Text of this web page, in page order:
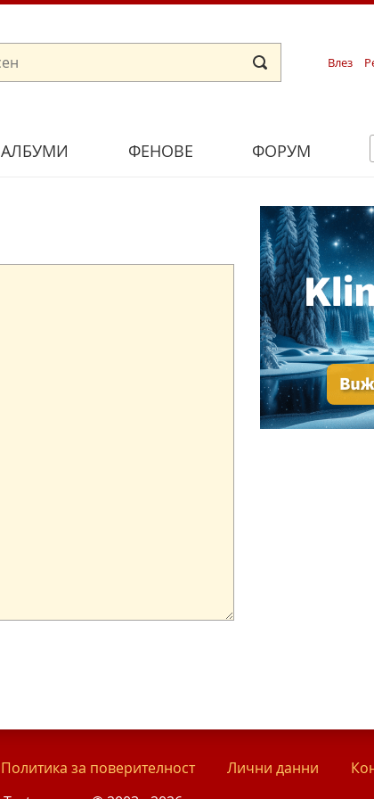
Влез
АЛБУМИ ФЕНОВЕ ФОРУМ
Политика за поверителност Лични данни